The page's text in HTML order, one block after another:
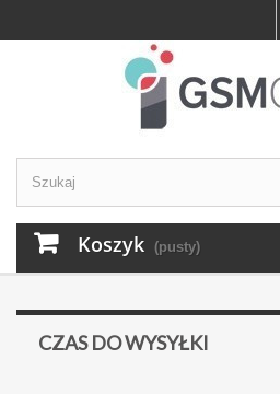
Koszyk (pusty)
CZAS DO WYSYŁKI